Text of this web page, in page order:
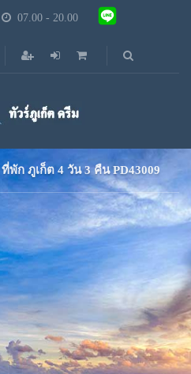
07.00 - 20.00
พัก ภูเก็ต 4 วัน 3 คืน PD43009